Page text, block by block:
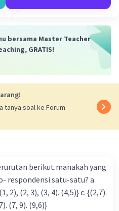
Semoga penjelasan ini membantu
Balas
bersama Master Teacher
GRATIS!
tanya soal ke Forum
berikut.manakah yang
a.
(5,7). (7, 9). (9,6)}